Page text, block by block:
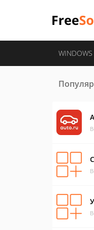
WINDOWS